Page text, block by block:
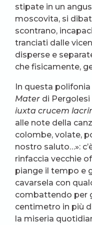
stipate in un
moscovita, si
scontrano,
tranciati dalle
disperse e
che fisicamente,
In questa
Mater di Pergolesi
iuxta crucem
alle note della
colombe, volate,
nostro saluto…»:
rinfaccia vecchie
piange il tempo e
cavarsela con
combattendo per
centimetro in più
la miseria